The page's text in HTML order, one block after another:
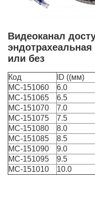
Видеоканал
или без
Код ID ((мм)
MC-151060
6.0
MC-151065
6.5
MC-151070
7.0
MC-151075
7.5
MC-151080
8.0
MC-151085
8.5
MC-151090
9.0
MC-151095
9.5
MC-151010
10.0